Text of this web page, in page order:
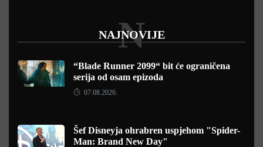
NAJNOVIJE
N
“Blade Runner 2099“ bit će ograničena
serija od osam epizoda
07.08.2026.
Šef Disneyja ohrabren uspjehom "Spider-
Man: Brand New Day"